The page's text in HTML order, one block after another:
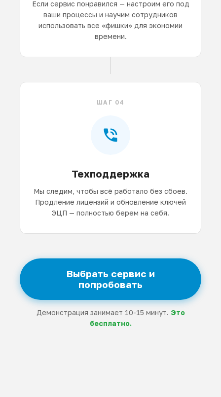
Если сервис понравился — настроим его под
ваши процессы и научим сотрудников
использовать все «фишки» для экономии
времени.
ШАГ 04
Техподдержка
Мы следим, чтобы всё работало без сбоев.
Продление лицензий и обновление ключей
ЭЦП — полностью берем на себя.
Выбрать сервис и
попробовать
Демонстрация занимает 10-15 минут. Это
бесплатно.